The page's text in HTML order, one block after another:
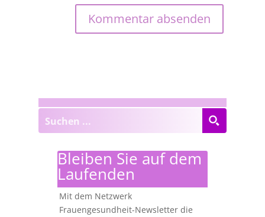
Bleiben Sie auf dem
Laufenden
Mit dem Netzwerk
Frauengesundheit-Newsletter die